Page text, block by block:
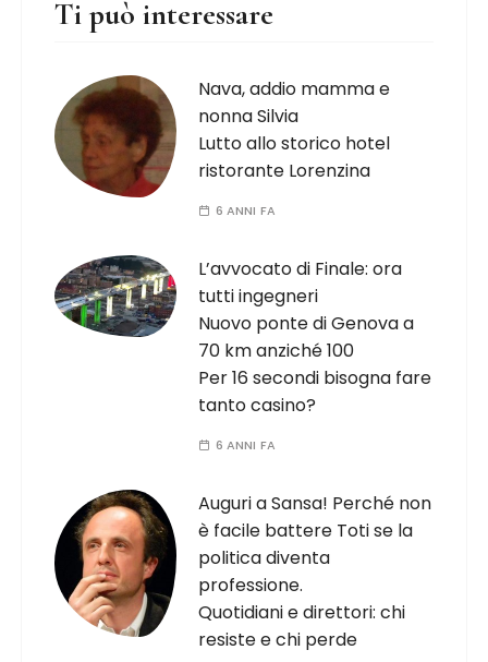
Ti può interessare
Nava, addio mamma e
nonna Silvia
Lutto allo storico hotel
ristorante Lorenzina
6 ANNI FA
L’avvocato di Finale: ora
tutti ingegneri
Nuovo ponte di Genova a
70 km anziché 100
Per 16 secondi bisogna fare
tanto casino?
6 ANNI FA
Auguri a Sansa! Perché non
è facile battere Toti se la
politica diventa
professione.
Quotidiani e direttori: chi
resiste e chi perde